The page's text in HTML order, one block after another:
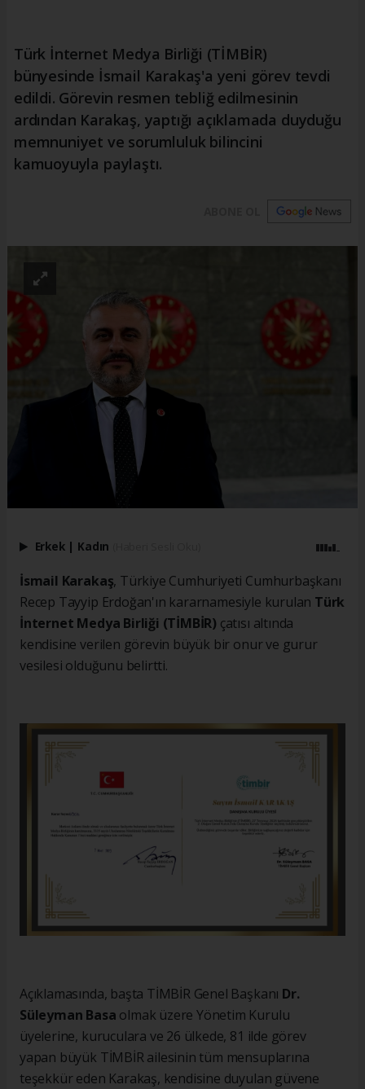
Türk İnternet Medya Birliği (TİMBİR)
bünyesinde İsmail Karakaş'a yeni görev tevdi
edildi. Görevin resmen tebliğ edilmesinin
ardından Karakaş, yaptığı açıklamada duyduğu
memnuniyet ve sorumluluk bilincini
kamuoyuyla paylaştı.
Erkek | Kadın
İsmail Karakaş, Türkiye Cumhuriyeti Cumhurbaşkanı
Recep Tayyip Erdoğan'ın kararnamesiyle kurulan Türk
İnternet Medya Birliği (TİMBİR) çatısı altında
kendisine verilen görevin büyük bir onur ve gurur
vesilesi olduğunu belirtti.
Açıklamasında, başta TİMBİR Genel Başkanı Dr.
Süleyman Basa olmak üzere Yönetim Kurulu
üyelerine, kuruculara ve 26 ülkede, 81 ilde görev
yapan büyük TİMBİR ailesinin tüm mensuplarına
teşekkür eden Karakaş, kendisine duyulan güvene